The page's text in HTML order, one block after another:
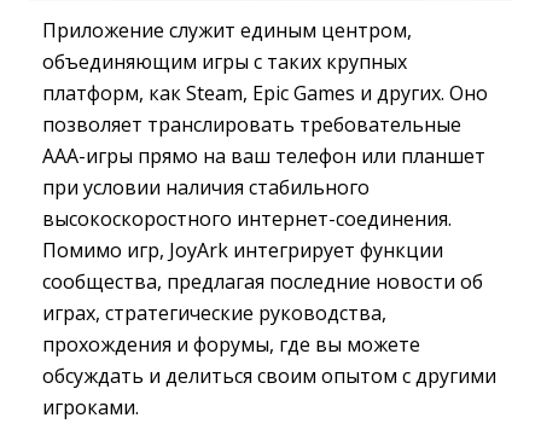
Приложение служит единым центром,
объединяющим игры с таких крупных
платформ, как Steam, Epic Games и других. Оно
позволяет транслировать требовательные
AAA-игры прямо на ваш телефон или планшет
при условии наличия стабильного
высокоскоростного интернет-соединения.
Помимо игр, JoyArk интегрирует функции
сообщества, предлагая последние новости об
играх, стратегические руководства,
прохождения и форумы, где вы можете
обсуждать и делиться своим опытом с другими
игроками.